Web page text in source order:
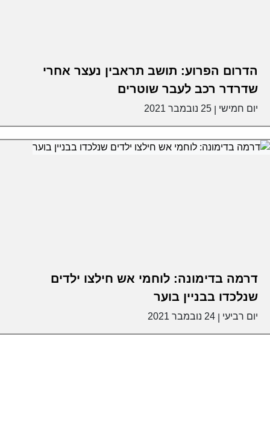
הדרום הפרוע: תושב תראבין נעצר אחרי
שדרדר רכב לעבר שוטרים
יום חמישי | 25 נובמבר 2021
דרמה בדימונה: לוחמי אש חילצו ילדים
שנלכדו בבניין בוער
יום רביעי | 24 נובמבר 2021